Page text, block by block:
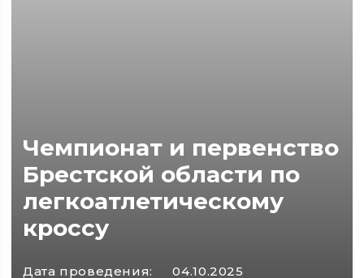
Чемпионат и первенство
Брестской области по
легкоатлетическому
кроссу
Дата проведения:
04.10.2025